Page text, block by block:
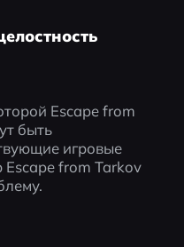
Escape from
быть
игровые
from Tarkov